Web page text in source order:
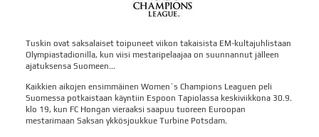
Tuskin ovat saksalaiset toipuneet viikon takaisista EM-kultajuhlistaan
Olympiastadionilla, kun viisi mestaripelaajaa on suunnannut jälleen
ajatuksensa Suomeen...
Kaikkien aikojen ensimmäinen Women`s Champions Leaguen peli
Suomessa potkaistaan käyntiin Espoon Tapiolassa keskiviikkona 30.9.
klo 19, kun FC Hongan vieraaksi saapuu tuoreen Euroopan
mestarimaan Saksan ykkösjoukkue Turbine Potsdam.